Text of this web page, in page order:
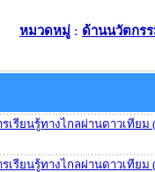
หมวดหมู่ : ด้านนวัตกรร
เรียนรู้ทางไกลผ่านดาวเทีย
เรียนรู้ทางไกลผ่านดาวเทีย